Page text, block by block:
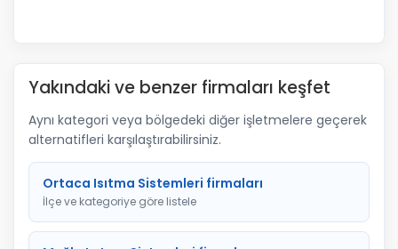
Yakındaki ve benzer firmaları keşfet
Aynı kategori veya bölgedeki diğer işletmelere geçerek
alternatifleri karşılaştırabilirsiniz.
Ortaca Isıtma Sistemleri firmaları
İlçe ve kategoriye göre listele